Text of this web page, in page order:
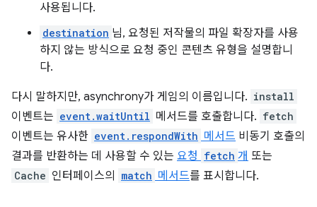
사용됩니다.
destination 님, 요청된 저작물의 파일 확장자를 사용
하지 않는 방식으로 요청 중인 콘텐츠 유형을 설명합니
다.
다시 말하지만, asynchrony가 게임의 이름입니다. install
이벤트는 event.waitUntil 메서드를 호출합니다. fetch
이벤트는 유사한 event.respondWith 메서드 비동기 호출의
결과를 반환하는 데 사용할 수 있는 요청 fetch 개 또는
Cache 인터페이스의 match 메서드를 표시합니다.